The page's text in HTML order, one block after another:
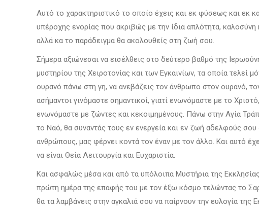
Αυτό το χαρακτηριστικό το οποίο έχεις και εκ φύσεως και εκ
υπέροχης ενορίας που ακριβώς με την ίδια απλότητα,
αλλά κα το παράδειγμα θα ακολουθείς στη ζωή σου.
Σήμερα αξιώνεσαι να εισέλθεις στο δεύτερο βαθμό της
μυστηρίου της Χειροτονίας και των Εγκαινίων, τα οποία
ουρανό πάνω στη γη, να ανεβάζεις τον άνθρωπο στον ουρανό,
ασήμαντοι γινόμαστε σημαντικοί, γιατί ενωνόμαστε με το
ενωνόμαστε με ζώντες και κεκοιμημένους. Πάνω στην Αγία
το Ναό, θα συναντάς τους εν ενεργεία και εν ζωή αδελφούς σου
ανθρώπους, μας φέρνει κοντά τον έναν με τον άλλο. Και αυτό
να είναι Θεία Λειτουργία και Ευχαριστία.
Και ασφαλώς μέσα και από τα υπόλοιπα Μυστήρια της
πρώτη ημέρα της επαφής του με τον έξω κόσμο τελώντας το
θα τα λαμβάνεις στην αγκαλιά σου να παίρνουν την ευλογία